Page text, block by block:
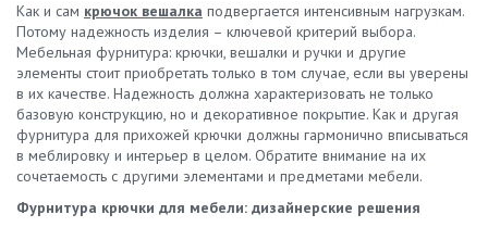
Как и сам крючок вешалка подвергается интенсивным нагрузкам.
Потому надежность изделия – ключевой критерий выбора.
Мебельная фурнитура: крючки, вешалки и ручки и другие
элементы стоит приобретать только в том случае, если вы уверены
в их качестве. Надежность должна характеризовать не только
базовую конструкцию, но и декоративное покрытие. Как и другая
фурнитура для прихожей крючки должны гармонично вписываться
в меблировку и интерьер в целом. Обратите внимание на их
сочетаемость с другими элементами и предметами мебели.
Фурнитура крючки для мебели: дизайнерские решения